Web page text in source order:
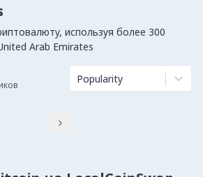
используя более 300
Arab Emirates
Popularity
